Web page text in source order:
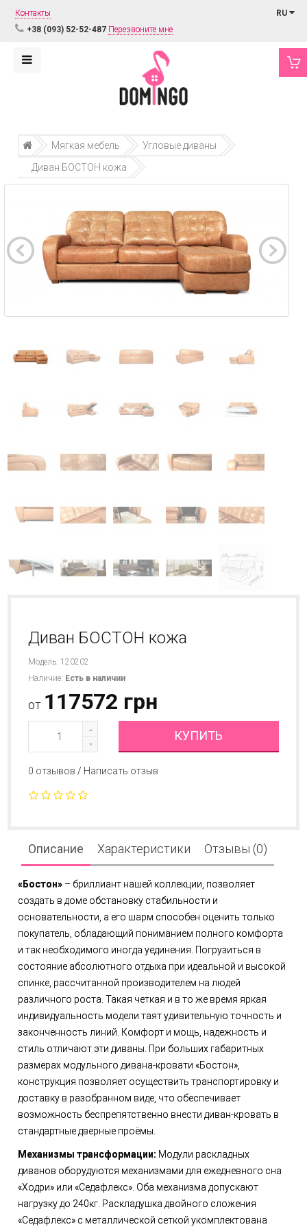
Контакты
+38 (093) 52-52-487 Перезвоните мне
RU
Мягкая мебель
Угловые диваны
Диван БОСТОН кожа
Диван БОСТОН кожа
Модель: 120202
Наличие: Есть в наличии
от 117572 грн
КУПИТЬ
0 отзывов / Написать отзыв
Описание Характеристики Отзывы (0)
«Бостон» – бриллиант нашей коллекции, позволяет
создать в доме обстановку стабильности и
основательности, а его шарм способен оценить только
покупатель, обладающий пониманием полного комфорта
и так необходимого иногда уединения. Погрузиться в
состояние абсолютного отдыха при идеальной и высокой
спинке, рассчитанной производителем на людей
различного роста. Такая четкая и в то же время яркая
индивидуальность модели таят удивительную точность и
законченность линий. Комфорт и мощь, надежность и
стиль отличают эти диваны. При больших габаритных
размерах модульного дивана-кровати «Бостон»,
конструкция позволяет осуществить транспортировку и
доставку в разобранном виде, что обеспечивает
возможность беспрепятственно внести диван-кровать в
стандартные дверные проёмы.
Механизмы трансформации: Модули раскладных
диванов оборудуются механизмами для ежедневного сна
«Ходри» или «Седафлекс». Оба механизма допускают
нагрузку до 240кг. Раскладушка двойного сложения
«Седафлекс» с металлической сеткой укомплектована